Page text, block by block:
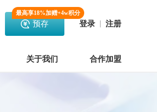
最高享18%加赠+4w积分
预存 登录 注册
关于我们 合作加盟